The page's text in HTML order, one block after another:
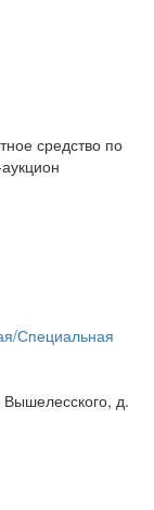
средство по
Специальная
Вышелесского, д.